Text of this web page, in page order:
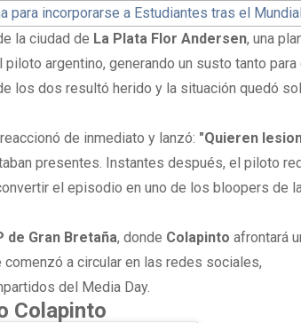
para incorporarse a Estudiantes tras el
la ciudad de La Plata Flor Andersen, una
argentino, generando un susto tanto para
los dos resultó herido y la situación quedó
reaccionó de inmediato y lanzó: "Quieren
presentes. Instantes después, el piloto
el episodio en uno de los bloopers de
de Gran Bretaña, donde Colapintoafrontará
a circular en las redes sociales,
del Media Day.
Colapinto